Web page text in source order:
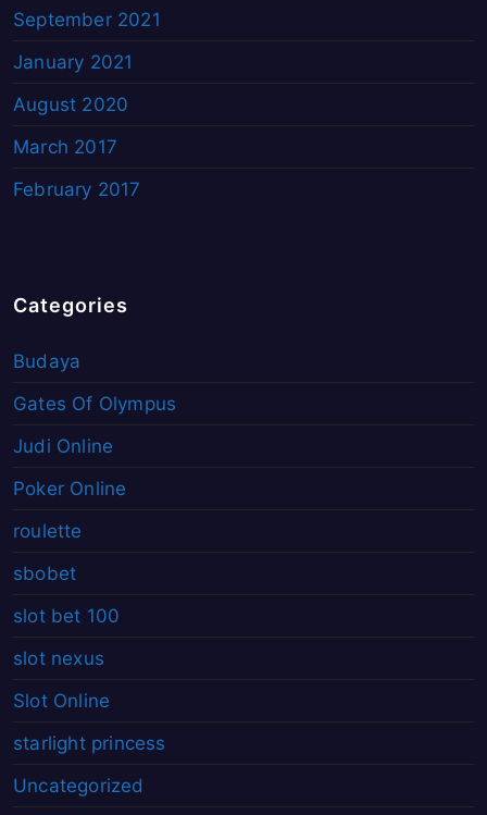
September 2021
January 2021
August 2020
March 2017
February 2017
Categories
Budaya
Gates Of Olympus
Judi Online
Poker Online
roulette
sbobet
slot bet 100
slot nexus
Slot Online
starlight princess
Uncategorized